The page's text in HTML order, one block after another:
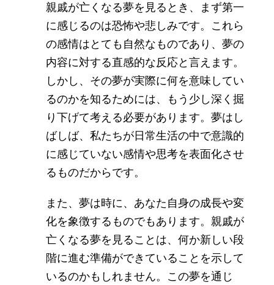
親戚が亡くなる夢を見るとき、まず第一
に感じるのは恐怖や悲しみです。これら
の感情はとても自然なものであり、夢の
内容に対する直感的な反応と言えます。
しかし、その夢が実際に何を意味してい
るのかを知るためには、もう少し深く掘
り下げて考える必要があります。夢はし
ばしば、私たちが日常生活の中で意識的
に感じていない感情や思考を表面化させ
るものだからです。
また、夢は時に、あなた自身の成長や変
化を象徴するものでもあります。親戚が
亡くなる夢を見ることは、何か新しい段
階に進む準備ができていることを示して
いるのかもしれません。この夢を通じ